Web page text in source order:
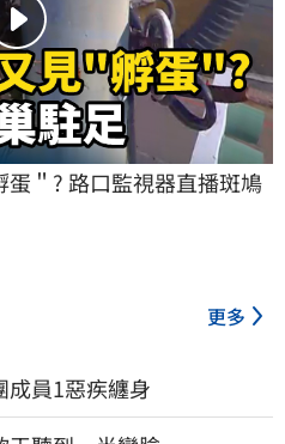
蛋＂? 路口監視器直播斑鳩
更多
員1惡疾纏身